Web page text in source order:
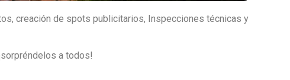
creación de spots publicitarios, Inspecciones técnicas y
a todos!